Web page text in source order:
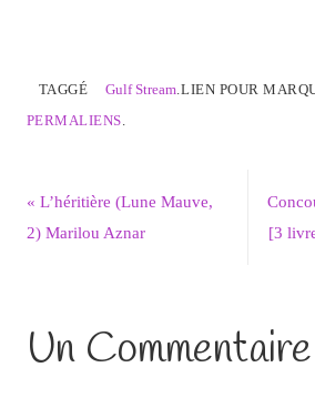
TAGGÉ Gulf Stream LIEN POUR
PERMALIENS
« L’héritière (Lune Mauve,
2) Marilou Aznar
[3
Un Commentaire